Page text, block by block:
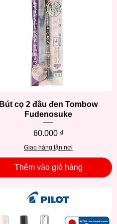
Xem nhanh
Bút cọ 2 đầu đen Tombow
Fudenosuke
Giá
60.000 ₫
Giao hàng tận nơi
Thêm vào giỏ hàng